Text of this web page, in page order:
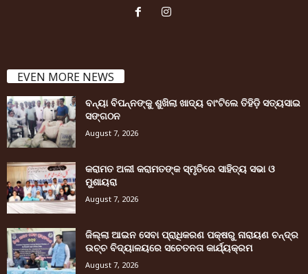
EVEN MORE NEWS
ବନ୍ୟା ବିପନ୍ନଙ୍କୁ ଶୁଖିଲା ଖାଦ୍ୟ ବାଂଟିଲେ ତିହିଡି଼ ସତ୍ୟସାଇ
ସଙ୍ଗଠନ
August 7, 2026
କରାମତ ଅଲୀ କରାମତଙ୍କ ସ୍ମୃତିରେ ସାହିତ୍ୟ ସଭା ଓ
ମୁଶାୟରା
August 7, 2026
ଜିଲ୍ଲା ଆଇନ ସେବା ପ୍ରାଧିକରଣ ପକ୍ଷରୁ ନାରାୟଣ ଚନ୍ଦ୍ର
ଉଚ୍ଚ ବିଦ୍ୟାଳୟରେ ସଚେତନତା କାର୍ଯ୍ୟକ୍ରମ
August 7, 2026